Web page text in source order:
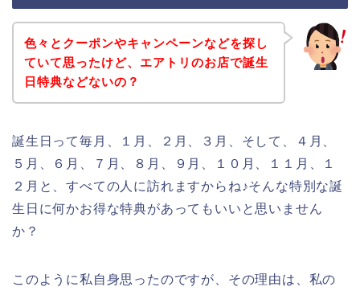
色々とクーポンやキャンペーンなどを探し
ていて思ったけど、エアトリのお店で誕生
日特典などないの？
誕生日って毎月、１月、２月、３月、そして、４月、
５月、６月、７月、８月、９月、１０月、１１月、１
２月と、すべての人に訪れますからね♪そんな特別な誕
生日に何かお得な特典があってもいいと思いません
か？
このように私自身思ったのですが、その理由は、私の